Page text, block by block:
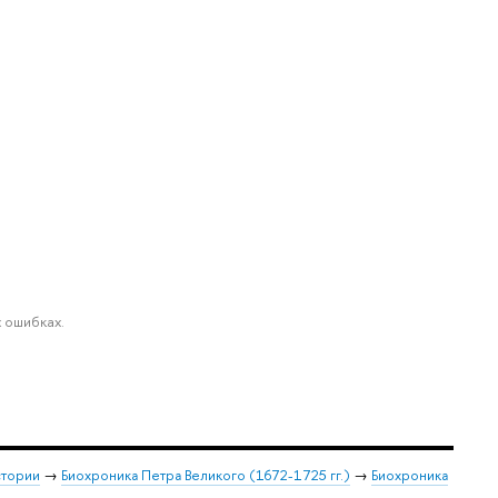
→ Биохроника Петра Великого (1672-1725 гг.) → Биохроника